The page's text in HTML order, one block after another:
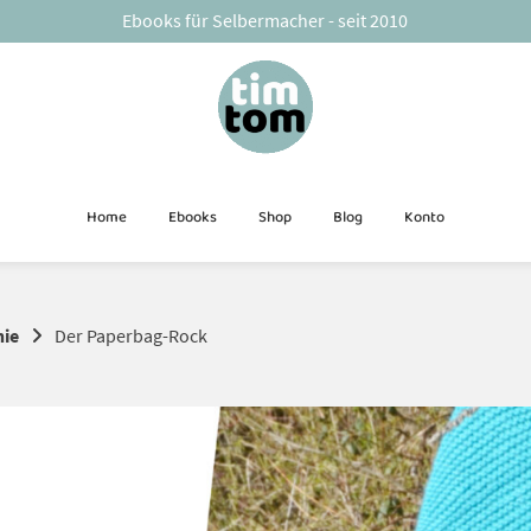
Ebooks für Selbermacher - seit 2010
Home Ebooks Shop Blog Konto
Der Paperbag-Rock